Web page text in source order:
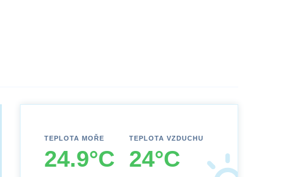
TEPLOTA MOŘE
24.9°C
TEPLOTA VZDUCHU
24°C